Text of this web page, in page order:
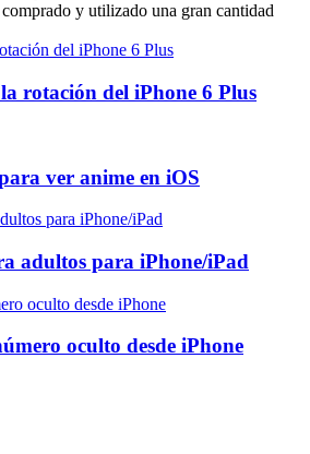
y utilizado una gran cantidad
rotación del iPhone 6 Plus
ver anime en iOS
adultos para iPhone/iPad
oculto desde iPhone